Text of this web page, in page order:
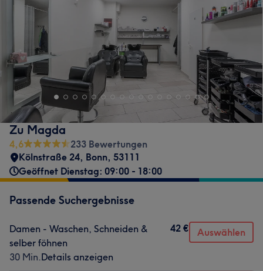
Zu Magda
4,6
233 Bewertungen
Kölnstraße 24, Bonn, 53111
Geöffnet Dienstag: 09:00 - 18:00
Passende Suchergebnisse
Damen - Waschen, Schneiden &
selber föhnen
30 Min.Details anzeigen
42 € Auswählen